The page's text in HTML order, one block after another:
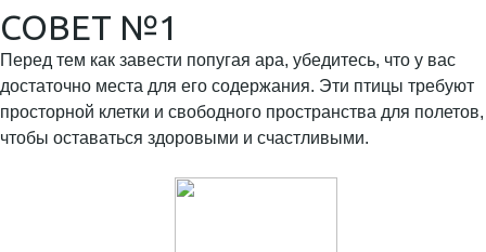
СОВЕТ №1
Перед тем как завести попугая ара, убедитесь, что у вас
достаточно места для его содержания. Эти птицы требуют
просторной клетки и свободного пространства для полетов,
чтобы оставаться здоровыми и счастливыми.